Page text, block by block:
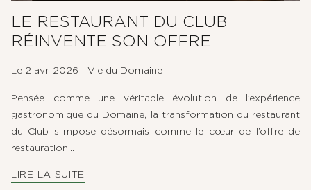
LE RESTAURANT DU CLUB
RÉINVENTE SON OFFRE
Le 2 avr. 2026 Vie du Domaine
Pensée comme une véritable évolution de l’expérience
gastronomique du Domaine, la transformation du restaurant
du Club s’impose désormais comme le cœur de l’offre de
restauration...
LIRE LA SUITE